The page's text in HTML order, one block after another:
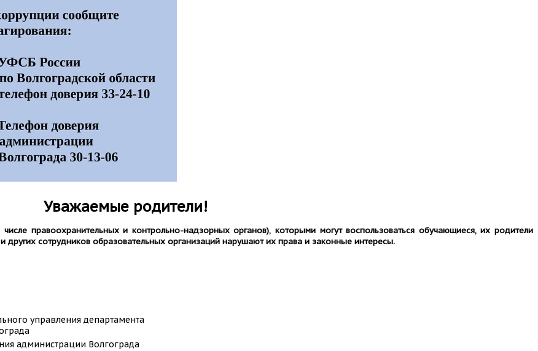
Уважаемые родители!
числе правоохранительных и контрольно-надзорных органов), которыми могут воспользоваться обучающиеся, их родители
других сотрудников образовательных организаций нарушают их права и законные интересы.
управления департамента
администрации Волгограда